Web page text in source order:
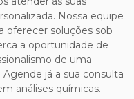
Nossa equipe
oferecer soluções sob
a oportunidade de
de uma
já a sua consulta
análises químicas.